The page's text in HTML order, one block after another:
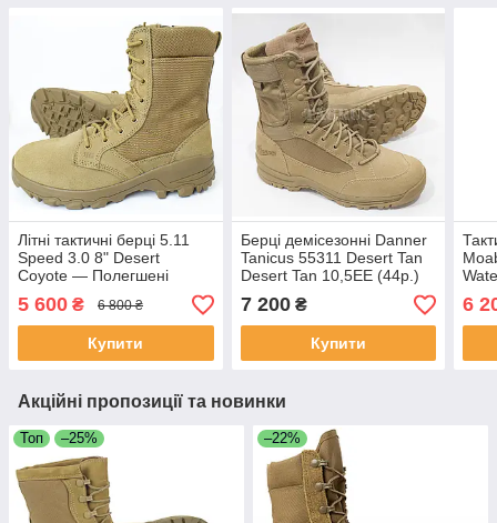
Літні тактичні берці 5.11
Speed 3.0 8" Desert
Coyote — Полегшені
черевики з блискавкою
5 600 ₴ 6 800 ₴
Купити
Берці демісезонні Danner
Tanicus 55311 Desert Tan
Desert Tan 10,5EE (44р.)
7 200₴
Купити
6
Акційні пропозиції та новинки
Топ –25% –22%